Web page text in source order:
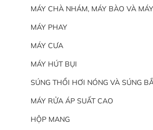
MÁY CHÀ NHÁM, MÁY BÀO VÀ
MÁY PHAY
MÁY CƯA
MÁY HÚT BỤI
SÚNG THỔI HƠI NÓNG VÀ SÚNG
MÁY RỬA ÁP SUẤT CAO
HỘP MANG